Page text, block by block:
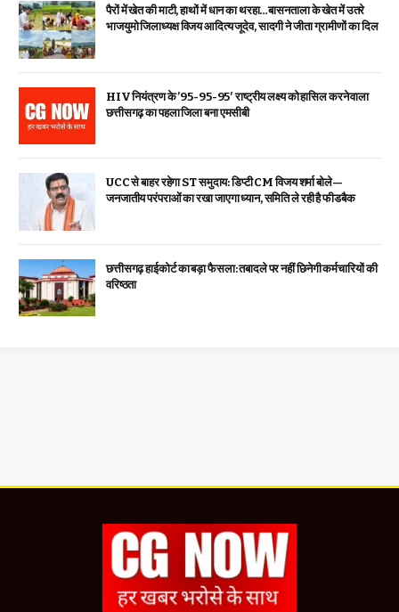
पैरों में खेत की माटी, हाथों में धान का थरहा…बासनताला के खेत में उतरे
भाजयुमो जिलाध्यक्ष विजय आदित्य जूदेव, सादगी ने जीता ग्रामीणों का दिल
HIV नियंत्रण के ’95-95-95′ राष्ट्रीय लक्ष्य को हासिल करने वाला
छत्तीसगढ़ का पहला जिला बना एमसीबी
UCC से बाहर रहेगा ST समुदाय: डिप्टी CM विजय शर्मा बोले—
जनजातीय परंपराओं का रखा जाएगा ध्यान, समिति ले रही है फीडबैक
छत्तीसगढ़ हाईकोर्ट का बड़ा फैसला: तबादले पर नहीं छिनेगी कर्मचारियों की
वरिष्ठता